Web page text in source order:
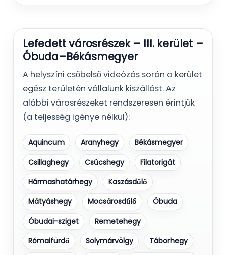
Lefedett városrészek – III. kerület –
Óbuda–Békásmegyer
A helyszíni csőbelső videózás során a kerület
egész területén vállalunk kiszállást. Az
alábbi városrészeket rendszeresen érintjük
(a teljesség igénye nélkül):
Aquincum Aranyhegy
Békásmegyer
Csillaghegy
Csúcshegy
Filatorigát
Hármashatárhegy
Kaszásdűlő
Mátyáshegy
Mocsárosdűlő
Óbuda
Óbudai-sziget
Remetehegy
Rómaifürdő
Solymárvölgy
Táborhegy